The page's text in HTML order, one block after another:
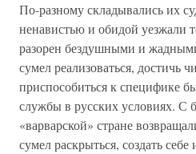
По-разному складывались их
ненавистью и обидой уезжали
разорен бездушными и
сумел реализоваться, достичь
приспособиться к специфике
службы в русских условиях. С
«варварской» стране
сумел раскрыться, создать